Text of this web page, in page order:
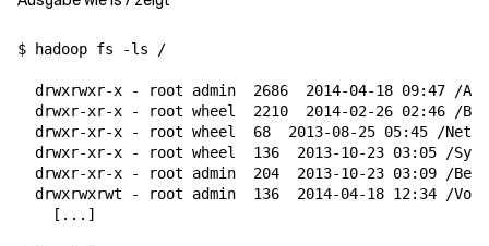
$ hadoop fs -ls /
  drwxrwxr-x - root admin
2686
2014-04-18 09:47 /
  drwxr-xr-x - root wheel
2210
2014-02-26 02:46 /
  drwxr-xr-x - root wheel
68
2013-08-25 05:45 /
  drwxr-xr-x - root wheel
136
2013-10-23 03:05 /
  drwxr-xr-x - root admin
204
2013-10-23 03:09 /
  drwxrwxrwt - root admin
136
2014-04-18 12:34 /
[ ... ]